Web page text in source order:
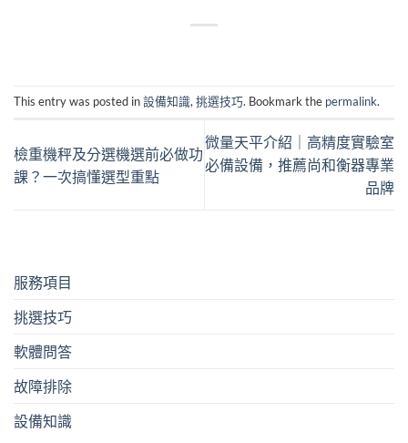
服務項目
挑選技巧
軟體問答
故障排除
設備知識
This entry was posted in設備知識,挑選技巧. Bookmark the permalink.
檢重機秤及分選機選前必做功
課？一次搞懂選型重點
微量天平介紹｜高精度實驗室
必備設備，推薦尚和衡器專業
品牌